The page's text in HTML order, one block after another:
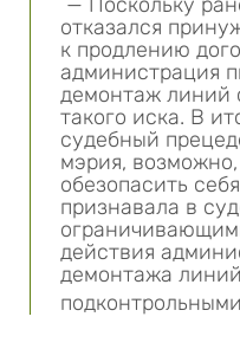
отказался
к продлению
администрация
демонтаж линий
такого иска. В
судебный
мэрия,
обезопасить
признавала в
действия
демонтажа